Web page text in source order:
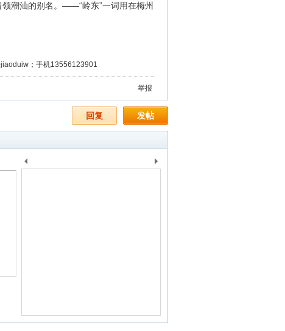
潮汕的别名。——“岭东”一词用在梅州
；手机13556123901
举报
发帖
回复
上
下